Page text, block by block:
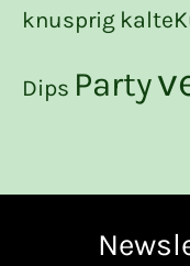
knusprig
Dips Party